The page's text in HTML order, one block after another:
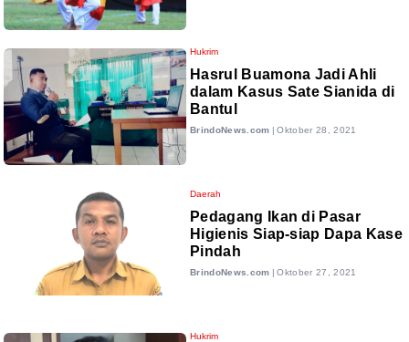
Hukrim
Hasrul Buamona Jadi Ahli
dalam Kasus Sate Sianida di
Bantul
BrindoNews.com | Oktober 28, 2021
Daerah
Pedagang Ikan di Pasar
Higienis Siap-siap Dapa Kase
Pindah
BrindoNews.com | Oktober 27, 2021
Hukrim